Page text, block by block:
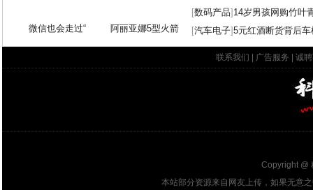
微信也会走过“ 阿丽亚娜5型火箭
[数码产品] 14岁男孩网购竹叶
[汽车电子]5元红酒断货背后
联系我们 广告服务 诚
Copyright @
本站部分资源来自网友上传，如果无意